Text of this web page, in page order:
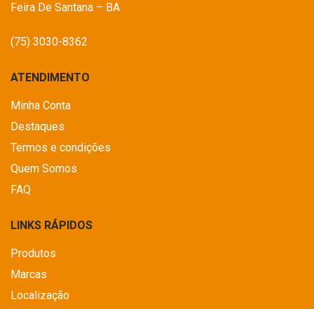
Feira De Santana – BA
(75) 3030-8362
ATENDIMENTO
Minha Conta
Destaques
Termos e condições
Quem Somos
FAQ
LINKS RÁPIDOS
Produtos
Marcas
Localização